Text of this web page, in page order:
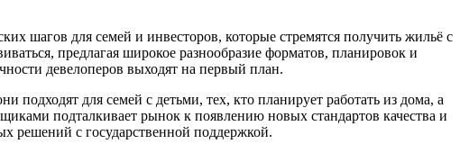
шагов для семей и инвесторов, которые стремятся получить жильё с
предлагая широкое разнообразие форматов, планировок и
девелоперов выходят на первый план.
подходят для семей с детьми, тех, кто планирует работать из дома, а
подталкивает рынок к появлению новых стандартов качества и
решений с государственной поддержкой.